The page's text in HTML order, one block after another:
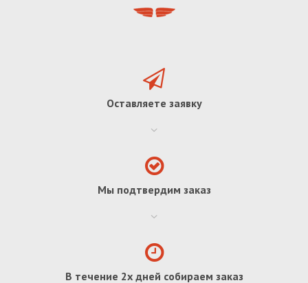
Оставляете заявку
Мы подтвердим заказ
В течение 2х дней собираем заказ